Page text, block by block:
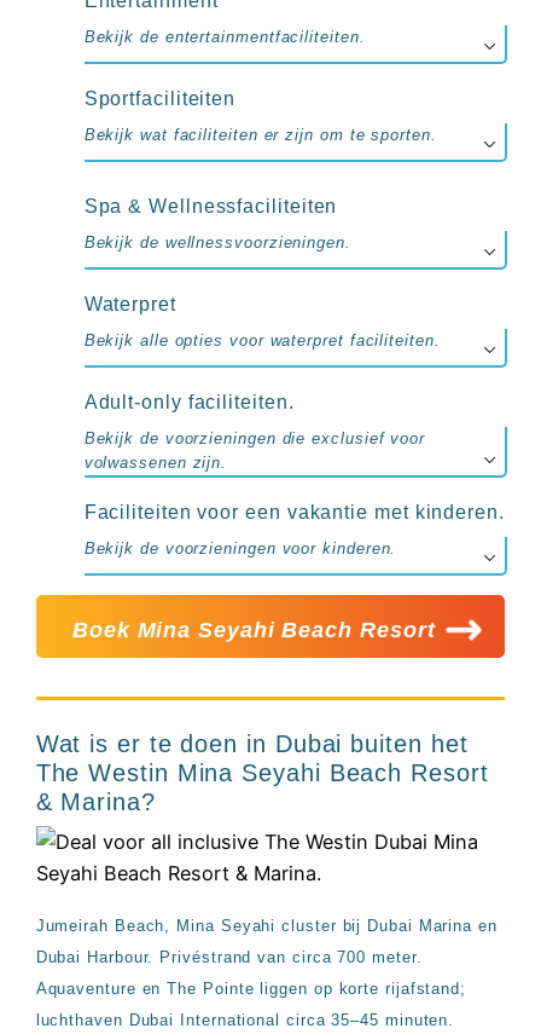
Bekijk de entertainmentfaciliteiten.
Sportfaciliteiten
Bekijk wat faciliteiten er zijn om te sporten.
Spa & Wellnessfaciliteiten
Bekijk de wellnessvoorzieningen.
Waterpret
Bekijk alle opties voor waterpret faciliteiten.
Adult-only faciliteiten.
Bekijk de voorzieningen die exclusief voor
volwassenen zijn.
Faciliteiten voor een vakantie met kinderen.
Bekijk de voorzieningen voor kinderen.
Boek Mina Seyahi Beach Resort
Wat is er te doen in Dubai buiten het
The Westin Mina Seyahi Beach Resort
& Marina?
Jumeirah Beach, Mina Seyahi cluster bij Dubai Marina en
Dubai Harbour. Privéstrand van circa 700 meter.
Aquaventure en The Pointe liggen op korte rijafstand;
luchthaven Dubai International circa 35–45 minuten.